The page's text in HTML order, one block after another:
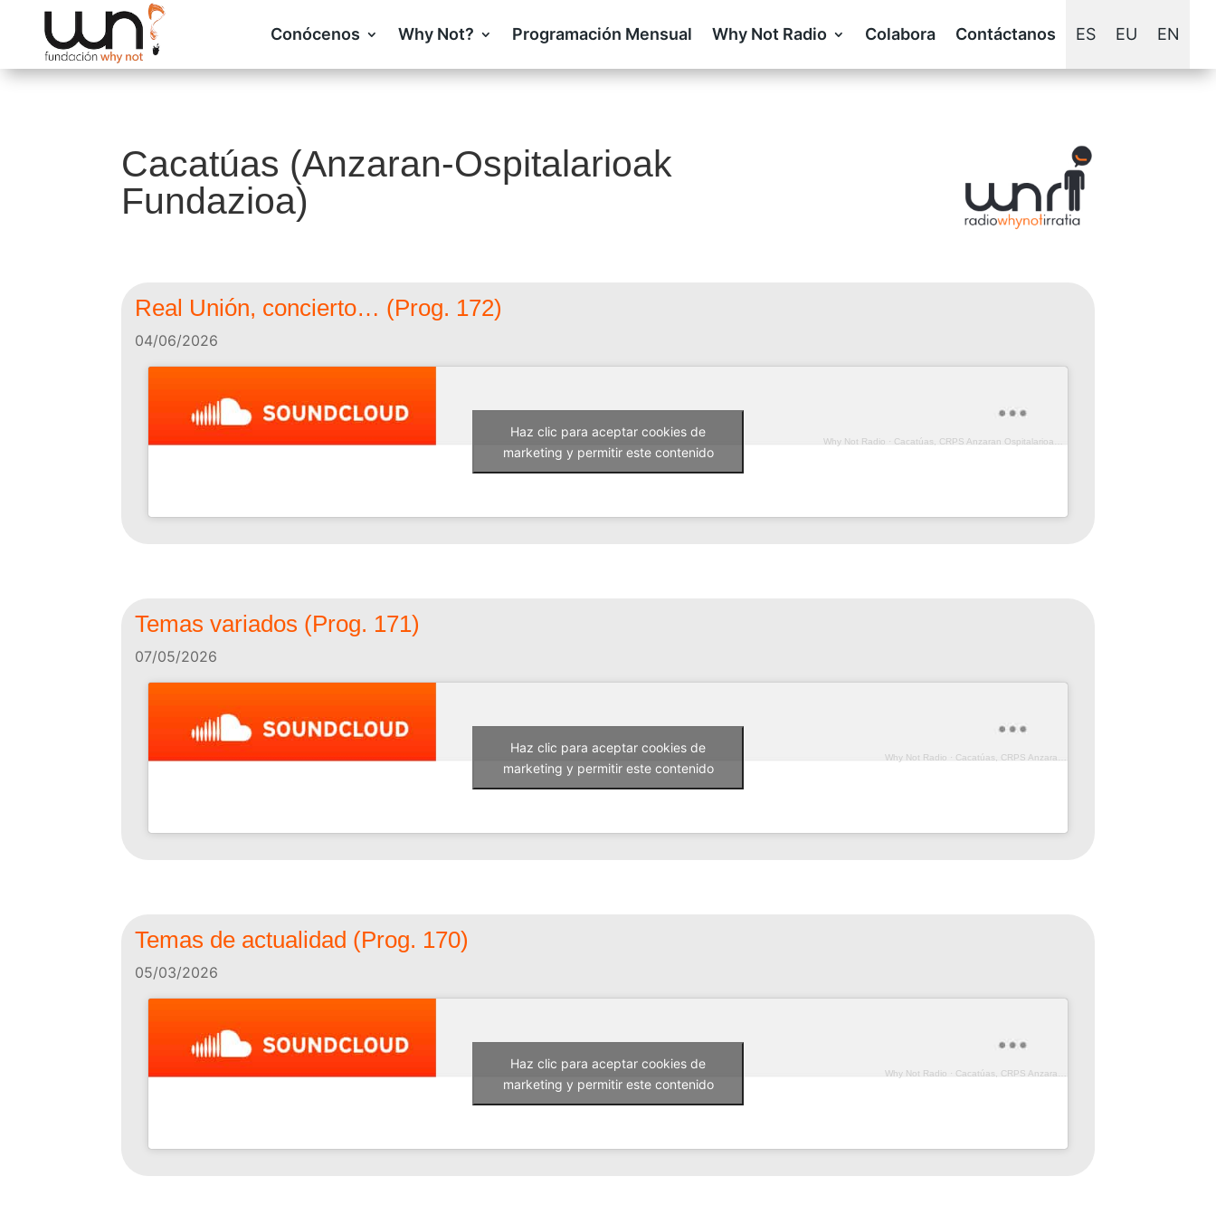
Conócenos Why Not? Programación Mensual Why Not Radio Colabora Contáctanos ES EU EN
Cacatúas (Anzaran-Ospitalarioak
Fundazioa)
Real Unión, concierto… (Prog. 172)
04/06/2026
Why Not Radio · Cacatúas, CRPS Anzaran Ospitalarioak Fundazioa (Prog. 172)
Haz clic para aceptar cookies de
marketing y permitir este contenido
Temas variados (Prog. 171)
07/05/2026
Why Not Radio · Cacatúas, CRPS Anzaran (Prog. 171)
Haz clic para aceptar cookies de
marketing y permitir este contenido
Temas de actualidad (Prog. 170)
05/03/2026
Why Not Radio · Cacatúas, CRPS Anzaran (Prog. 170)
Haz clic para aceptar cookies de
marketing y permitir este contenido